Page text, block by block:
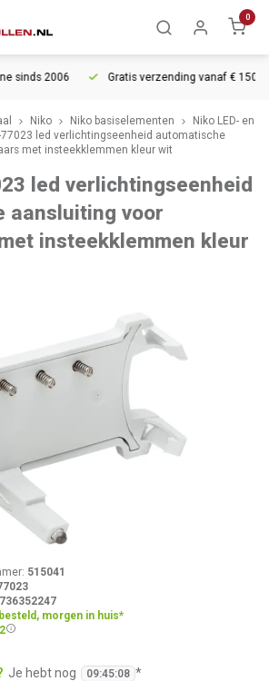
0
sinds 2006 Gratis verzending vanaf € 150
Niko Niko basiselementen
Niko LED- en
77023 led verlichtingseenheid automatische
met insteekklemmen kleur wit
led verlichtingseenheid
aansluiting voor
insteekklemmen kleur
515041
morgen in huis*
2
Je hebt nog 09:45:08 *